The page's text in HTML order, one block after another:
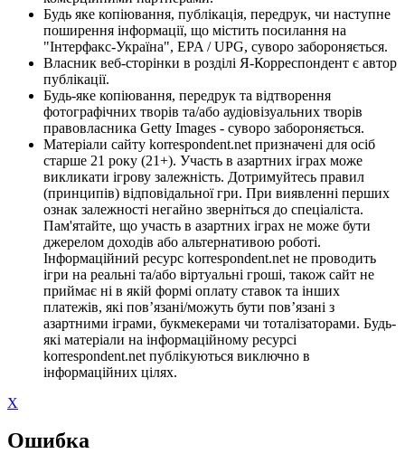
Будь яке копіювання, публікація, передрук, чи наступне
поширення інформації, що містить посилання на
"Інтерфакс-Україна", EPA / UPG, суворо забороняється.
Власник веб-сторінки в розділі Я-Корреспондент є автор
публікації.
Будь-яке копіювання, передрук та відтворення
фотографічних творів та/або аудіовізуальних творів
правовласника Getty Images - суворо забороняється.
Матеріали сайту korrespondent.net призначені для осіб
старше 21 року (21+). Участь в азартних іграх може
викликати ігрову залежність. Дотримуйтесь правил
(принципів) відповідальної гри. При виявленні перших
ознак залежності негайно зверніться до спеціаліста.
Пам'ятайте, що участь в азартних іграх не може бути
джерелом доходів або альтернативою роботі.
Інформаційний ресурс korrespondent.net не проводить
ігри на реальні та/або віртуальні гроші, також сайт не
приймає ні в якій формі оплату ставок та інших
платежів, які пов’язані/можуть бути пов’язані з
азартними іграми, букмекерами чи тоталізаторами. Будь-
які матеріали на інформаційному ресурсі
korrespondent.net публікуються виключно в
інформаційних цілях.
X
Ошибка